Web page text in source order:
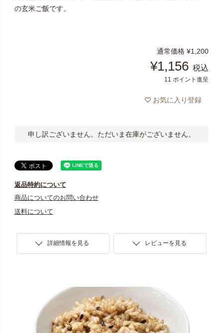
の玄米ご飯です。
通常価格 ¥1,200
¥1,156 税込
11 ポイント進呈
お気に入り登録
申し訳ございません。ただいま在庫がございません。
返品特約について
商品についてのお問い合わせ
送料について
詳細情報を見る レビューを見る